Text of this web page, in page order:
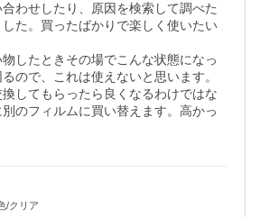
わせしたり、原因を検索して調べた
た。買ったばかりで楽しく使いたい
したときその場でこんな状態になっ
ので、これは使えないと思います。
してもらったら良くなるわけではな
のフィルムに買い替えます。高かっ
/クリア